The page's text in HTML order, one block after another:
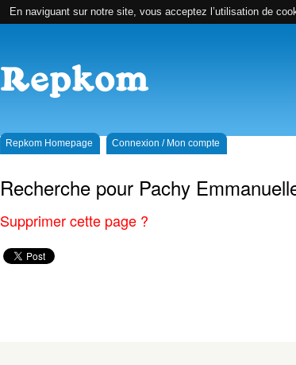
En naviguant sur notre site, vous acceptez l’utilisation de
Repkom Homepage Connexion / Mon compte
Recherche pour Pachy
Supprimer cette page ?